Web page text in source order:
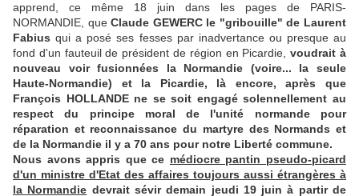
apprend, ce même 18 juin dans les pages de PARIS-
NORMANDIE, queClaude GEWERC le "gribouille" de Laurent
Fabius qui a posé ses fesses par inadvertance ou presque au
fond d'un fauteuil de président de région en Picardie, voudrait à
nouveau voir fusionnées la Normandie (voire... la seule
Haute-Normandie) et la Picardie, là encore, après que
François HOLLANDE ne se soit engagé solennellement au
respect du principe moral de l'unité normande pour
réparation et reconnaissance du martyre des Normands et
de la Normandie il y a 70 ans pour notre Liberté commune.
Nous avons appris que ce médiocre pantin pseudo-picard
d'un ministre d'Etat des affaires toujours aussi étrangères à
la Normandie devrait sévir demain jeudi 19 juin à partir de